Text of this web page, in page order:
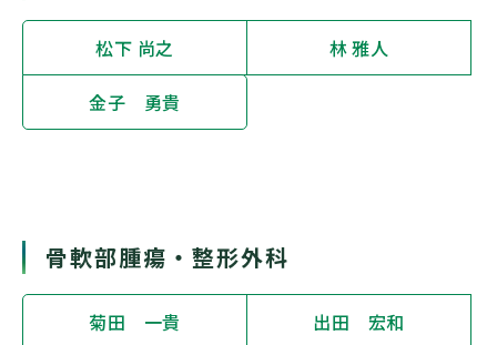
松下 尚之 林 雅人
金子 勇貴
骨軟部腫瘍・整形外科
菊田 一貴 出田 宏和